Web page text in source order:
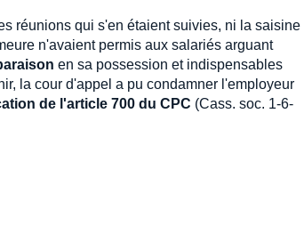
réunions qui s'en étaient suivies, ni la saisine
n'avaient permis aux salariés arguant
en sa possession et indispensables
la cour d'appel a pu condamner l'employeur
de l'article 700 du CPC (Cass. soc. 1-6-